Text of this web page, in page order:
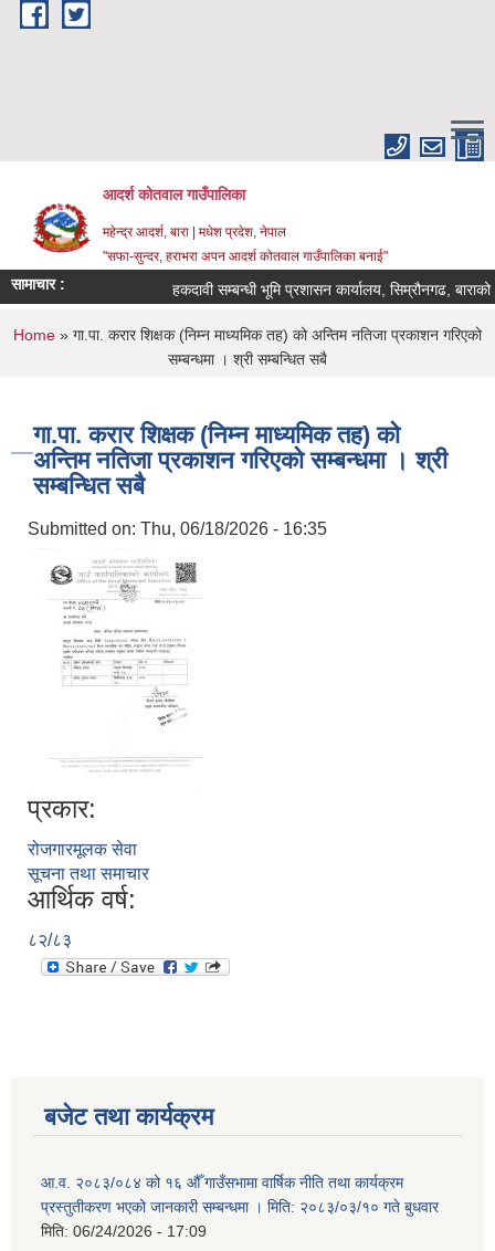
Skip to main content
आदर्श कोतवाल गाउँपालिका
महेन्द्र आदर्श, बारा | मधेश प्रदेश, नेपाल
"सफा-सुन्दर, हराभरा अपन आदर्श कोतवाल गाउँपालिका बनाई"
सामाचार : हकदावी सम्बन्धी भूमि प्रशासन कार्यालय, सिम्रौनगढ,
You are here
Home » गा.पा. करार शिक्षक (निम्न माध्यमिक तह) को अन्तिम नतिजा प्रकाशन गरिएको
सम्बन्धमा । श्री सम्बन्धित सबै
गा.पा. करार शिक्षक (निम्न माध्यमिक तह) को
अन्तिम नतिजा प्रकाशन गरिएको सम्बन्धमा । श्री
सम्बन्धित सबै
Submitted on: Thu, 06/18/2026 - 16:35
प्रकार:
रोजगारमूलक सेवा
सूचना तथा समाचार
आर्थिक वर्ष:
८२/८३
बजेट तथा कार्यक्रम
आ.व. २०८३/०८४ को १६ औँ गाउँसभामा वार्षिक नीति तथा कार्यक्रम
प्रस्तुतीकरण भएको जानकारी सम्बन्धमा । मिति: २०८३/०३/१० गते बुधवार
मिति: 06/24/2026 - 17:09